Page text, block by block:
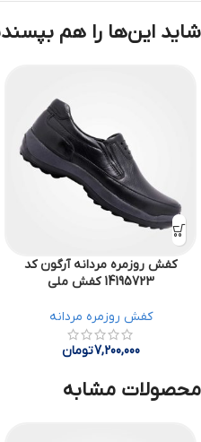
شاید این‌ها را هم
کفش روزمره مردانه آرگون کد
14195723 کفش ملی
کفش روزمره مردانه
7,200,000تومان
محصولات مشابه